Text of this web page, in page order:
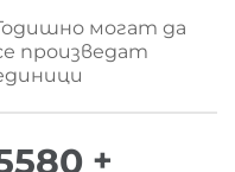
могат да
произведат
+